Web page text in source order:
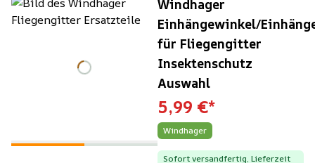
Windhager
Einhängewinkel/
für Fliegengitter
Insektenschutz
Auswahl
5,99 €*
Windhager
Sofort versandfertig, Lieferzeit